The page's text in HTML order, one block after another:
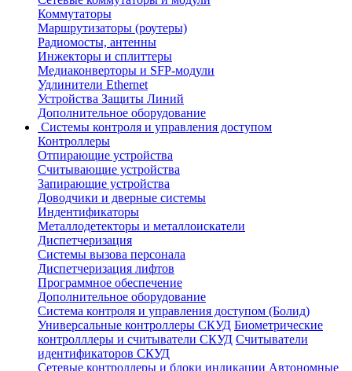
Коммутаторы
Маршрутизаторы (роутеры)
Радиомосты, антенны
Инжекторы и сплиттеры
Медиаконверторы и SFP-модули
Удлинители Ethernet
Устройства Защиты Линий
Дополнительное оборудование
Системы контроля и управления доступом
Контроллеры
Отпирающие устройства
Считывающие устройства
Запирающие устройства
Доводчики и дверные системы
Индентификаторы
Металлодетекторы и металлоискатели
Диспетчеризация
Системы вызова персонала
Диспетчеризация лифтов
Программное обеспечение
Дополнительное оборудование
Система контроля и управления доступом (Болид)
Универсальные контроллеры СКУД Биометрические
контролллеры и считыватели СКУД Считыватели
идентификаторов СКУД
Сетевые контроллеры и блоки индикации Автономные